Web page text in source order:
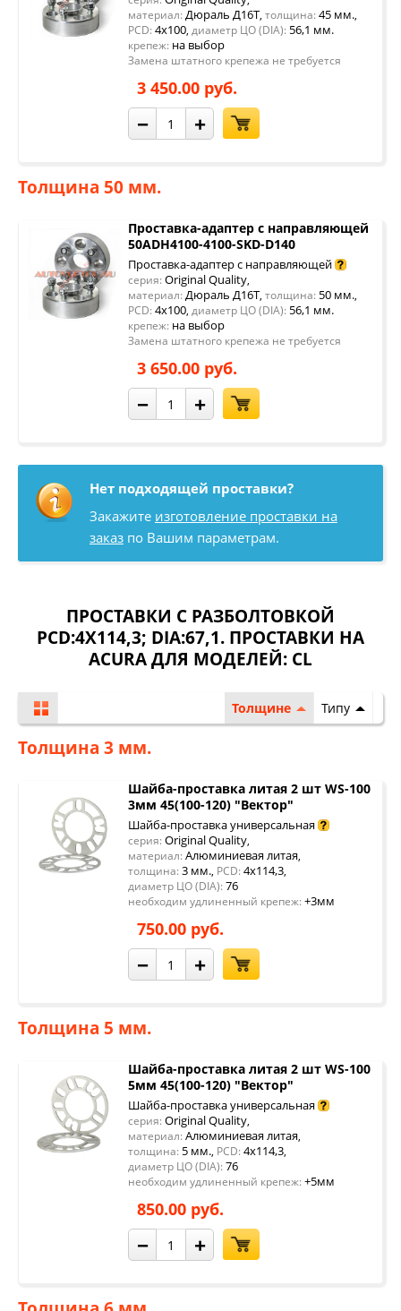
материал: Дюраль Д16Т, толщина: 45 мм.,
PCD: 4x100, диаметр ЦО (DIA): 56,1 мм.
крепеж: на выбор
Замена штатного крепежа не требуется
3 450.00 руб.
− +
Толщина 50 мм.
Проставка-адаптер с направляющей
50ADH4100-4100-SKD-D140
Проставка-адаптер с направляющей
серия: Original Quality,
материал: Дюраль Д16Т, толщина: 50 мм.,
PCD: 4x100, диаметр ЦО (DIA): 56,1 мм.
крепеж: на выбор
Замена штатного крепежа не требуется
3 650.00 руб.
− +
Нет подходящей проставки?
Закажите изготовление проставки на
заказ по Вашим параметрам.
ПРОСТАВКИ С РАЗБОЛТОВКОЙ
PCD:4X114,3; DIA:67,1. ПРОСТАВКИ НА
ACURA ДЛЯ МОДЕЛЕЙ: CL
Толщине Типу
Толщина 3 мм.
Шайба-проставка литая 2 шт WS-100
3мм 45(100-120) "Вектор"
Шайба-проставка универсальная
серия: Original Quality,
материал: Алюминиевая литая,
толщина: 3 мм., PCD: 4x114,3,
диаметр ЦО (DIA): 76
необходим удлиненный крепеж: +3мм
750.00 руб.
− +
Толщина 5 мм.
Шайба-проставка литая 2 шт WS-100
5мм 45(100-120) "Вектор"
Шайба-проставка универсальная
серия: Original Quality,
материал: Алюминиевая литая,
толщина: 5 мм., PCD: 4x114,3,
диаметр ЦО (DIA): 76
необходим удлиненный крепеж: +5мм
850.00 руб.
− +